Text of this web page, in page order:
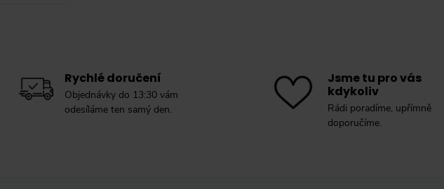
Rychlé doručení
Objednávky do 13:30 vám
odesíláme ten samý den.
Jsme tu pro vás
kdykoliv
Rádi poradíme, upřímně
doporučíme.